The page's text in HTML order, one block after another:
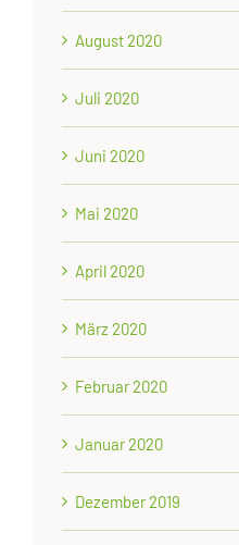
August 2020
Juli 2020
Juni 2020
Mai 2020
April 2020
März 2020
Februar 2020
Januar 2020
Dezember 2019